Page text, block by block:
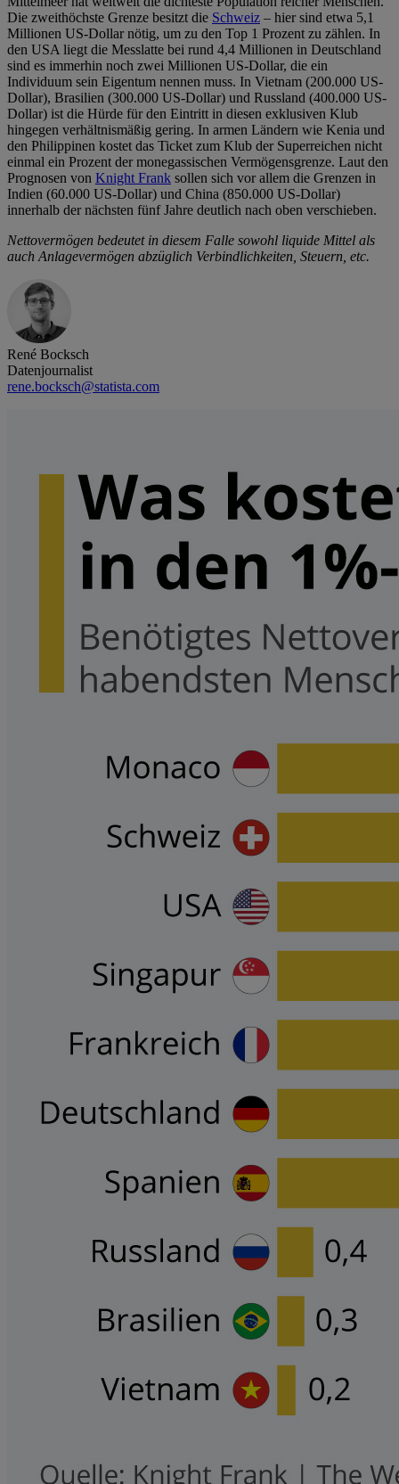
Die zweithöchste Grenze besitzt die Schweiz – hier sind etwa 5,1
Millionen US-Dollar nötig, um zu den Top 1 Prozent zu zählen. In
den USA liegt die Messlatte bei rund 4,4 Millionen in Deutschland
sind es immerhin noch zwei Millionen US-Dollar, die ein
Individuum sein Eigentum nennen muss. In Vietnam (200.000 US-
Dollar), Brasilien (300.000 US-Dollar) und Russland (400.000 US-
Dollar) ist die Hürde für den Eintritt in diesen exklusiven Klub
hingegen verhältnismäßig gering. In armen Ländern wie Kenia und
den Philippinen kostet das Ticket zum Klub der Superreichen nicht
einmal ein Prozent der monegassischen Vermögensgrenze. Laut den
Prognosen von Knight Frank sollen sich vor allem die Grenzen in
Indien (60.000 US-Dollar) und China (850.000 US-Dollar)
innerhalb der nächsten fünf Jahre deutlich nach oben verschieben.
Nettovermögen bedeutet in diesem Falle sowohl liquide Mittel als
auch Anlagevermögen abzüglich Verbindlichkeiten, Steuern, etc.
René Bocksch
Datenjournalist
rene.bocksch@statista.com